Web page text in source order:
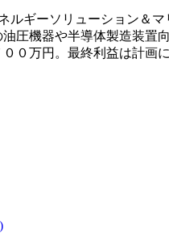
ルギーソリューション＆
圧機器や半導体製造装置
０万円。最終利益は計画